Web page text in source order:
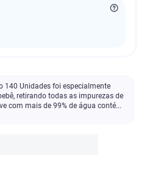
140 Unidades foi especialmente
retirando todas as impurezas de
com mais de 99% de água conté...